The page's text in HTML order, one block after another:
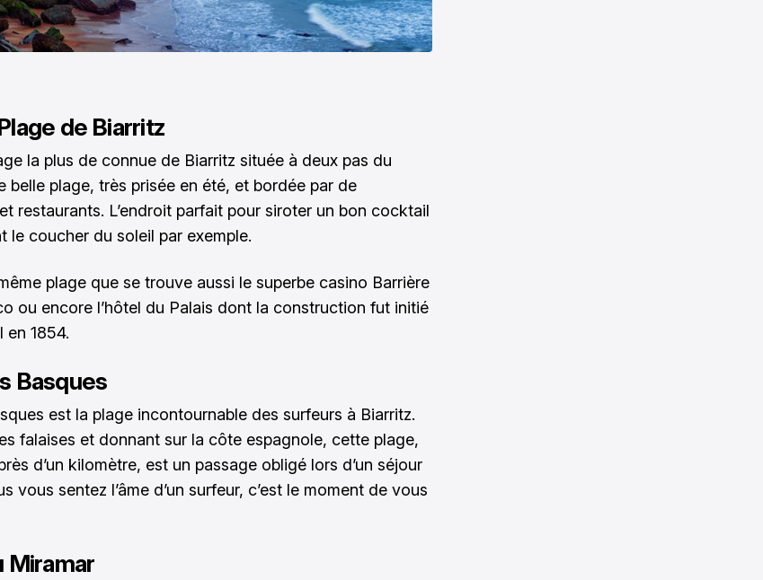
de Biarritz
la plus de connue de Biarritz située à deux pas du
belle plage, très prisée en été, et bordée par de
restaurants. L’endroit parfait pour siroter un bon cocktail
le coucher du soleil par exemple.
plage que se trouve aussi le superbe casino Barrière
ou encore l’hôtel du Palais dont la construction fut initié
en 1854.
Basques
est la plage incontournable des surfeurs à Biarritz.
falaises et donnant sur la côte espagnole, cette plage,
d’un kilomètre, est un passage obligé lors d’un séjour
vous sentez l’âme d’un surfeur, c’est le moment de vous
Miramar